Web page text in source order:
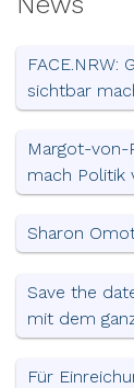
FACE.NRW:
sichtbar
Margot-von-
mach Politik
Sharon
Save the
mit dem
Für